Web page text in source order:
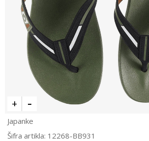
Japanke
Šifra artikla: 12268-BB931